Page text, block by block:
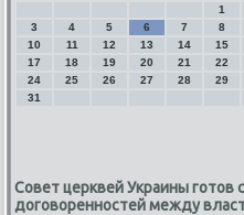
1
3
4 5 6 7 8
10
11 12 13 14 15
17
18 19 20 21 22
24
25 26 27 28 29
31
Совет церквей Украины готов
договоренностей между